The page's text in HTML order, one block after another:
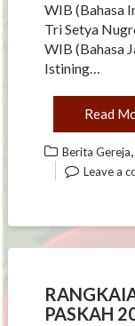
WIB (Bahasa
Tri Setya
WIB (Bahasa
Istining…
Read
Berita Gereja,
Leave a
PASKAH